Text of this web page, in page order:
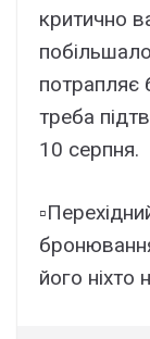
критично
потрапляє
треба
10 серпня.
його ніхто